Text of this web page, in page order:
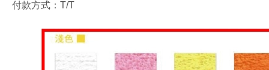
付款方式：T/T